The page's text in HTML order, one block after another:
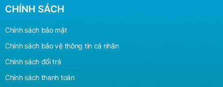
CHÍNH SÁCH
Chính sách bảo mật
Chính sách bảo vệ thông tin cá nhân
Chính sách đổi trả
Chính sách thanh toán